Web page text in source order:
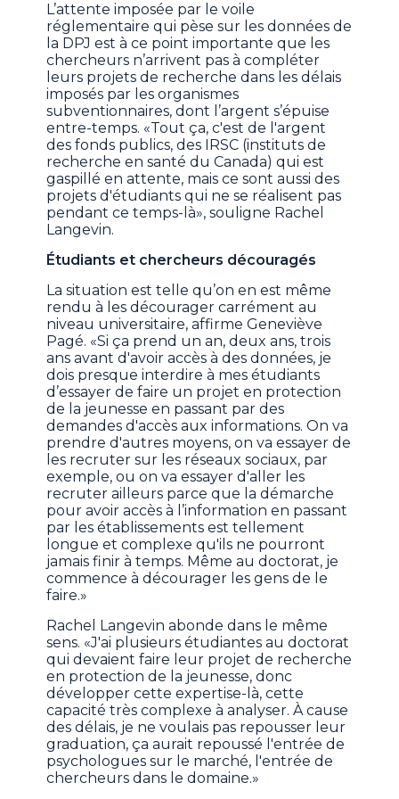
L’attente imposée par le voile
réglementaire qui pèse sur les données de
la DPJ est à ce point importante que les
chercheurs n’arrivent pas à compléter
leurs projets de recherche dans les délais
imposés par les organismes
subventionnaires, dont l’argent s’épuise
entre-temps. «Tout ça, c'est de l'argent
des fonds publics, des IRSC (instituts de
recherche en santé du Canada) qui est
gaspillé en attente, mais ce sont aussi des
projets d'étudiants qui ne se réalisent pas
pendant ce temps-là», souligne Rachel
Langevin.
Étudiants et chercheurs découragés
La situation est telle qu’on en est même
rendu à les décourager carrément au
niveau universitaire, affirme Geneviève
Pagé. «Si ça prend un an, deux ans, trois
ans avant d'avoir accès à des données, je
dois presque interdire à mes étudiants
d’essayer de faire un projet en protection
de la jeunesse en passant par des
demandes d'accès aux informations. On va
prendre d'autres moyens, on va essayer de
les recruter sur les réseaux sociaux, par
exemple, ou on va essayer d'aller les
recruter ailleurs parce que la démarche
pour avoir accès à l’information en passant
par les établissements est tellement
longue et complexe qu'ils ne pourront
jamais finir à temps. Même au doctorat, je
commence à décourager les gens de le
faire.»
Rachel Langevin abonde dans le même
sens. «J'ai plusieurs étudiantes au doctorat
qui devaient faire leur projet de recherche
en protection de la jeunesse, donc
développer cette expertise-là, cette
capacité très complexe à analyser. À cause
des délais, je ne voulais pas repousser leur
graduation, ça aurait repoussé l'entrée de
psychologues sur le marché, l'entrée de
chercheurs dans le domaine.»